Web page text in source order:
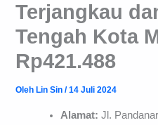
Terjangkau
Tengah Kota
Rp421.488
Oleh Lin Sin/14 Juli 2024
Alamat: Jl.